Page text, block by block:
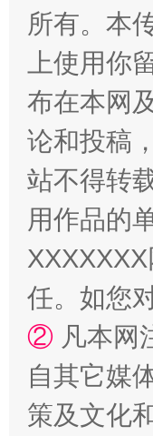
阿坝州三大
所有。本
上使用你
布在本网
论和投稿
站不得转
用作品的
任。如您
② 凡本网
自其它媒
策及文化